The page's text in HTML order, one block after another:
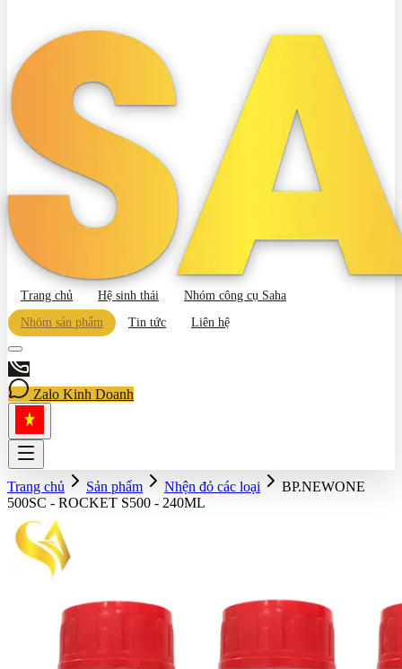
Trang chủ Hệ sinh thái
Nhóm công cụ Saha
Nhóm sản phẩm
Tin tức Liên hệ
Zalo Kinh Doanh
Trang chủ Sản phẩm Nhện đỏ các loại
BP.NEWONE
500SC - ROCKET S500 - 240ML